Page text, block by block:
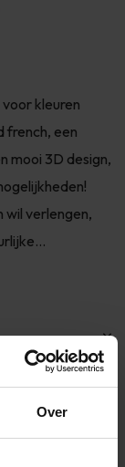
Over
kleuren
french, een
mooi 3D design,
wil verlengen,